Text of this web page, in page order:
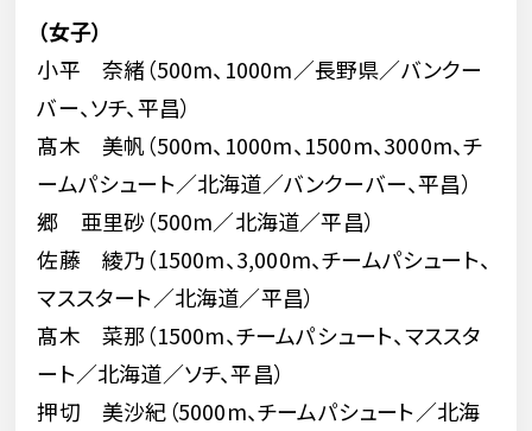
（女子）
小平 奈緒（500m、1000m／長野県／バンクー
バー、ソチ、平昌）
髙木 美帆（500m、1000m、1500m、3000m、チ
ームパシュート／北海道／バンクーバー、平昌）
郷 亜里砂（500m／北海道／平昌）
佐藤 綾乃（1500m、3,000m、チームパシュート、
マススタート／北海道／平昌）
髙木 菜那（1500m、チームパシュート、マススタ
ート／北海道／ソチ、平昌）
押切 美沙紀（5000m、チームパシュート／北海